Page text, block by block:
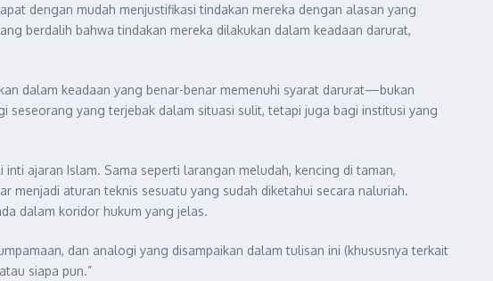
dengan mudah menjustifikasi tindakan mereka dengan alasan yang
berdalih bahwa tindakan mereka dilakukan dalam keadaan darurat,
dalam keadaan yang benar-benar memenuhi syarat darurat—bukan
seseorang yang terjebak dalam situasi sulit, tetapi juga bagi institusi yang
ajaran Islam. Sama seperti larangan meludah, kencing di taman,
menjadi aturan teknis sesuatu yang sudah diketahui secara naluriah.
dalam koridor hukum yang jelas.
dan analogi yang disampaikan dalam tulisan ini (khususnya terkait
siapa pun.”